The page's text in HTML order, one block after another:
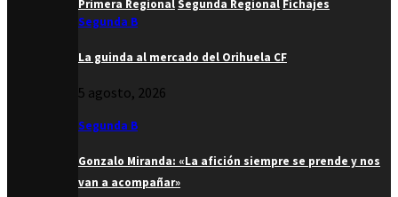
Primera RegionalSegunda Regional Fichajes
Segunda B
La guinda al mercado del Orihuela CF
5 agosto, 2026
Segunda B
Gonzalo Miranda: «La afición siempre se prende y nos
van a acompañar»